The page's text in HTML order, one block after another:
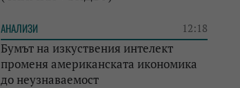
АНАЛИЗИ 12:18
Бумът на изкуствения интелект
променя американската икономика
до неузнаваемост